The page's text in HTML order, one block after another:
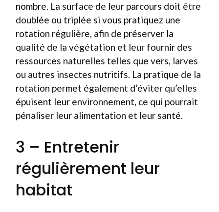
nombre. La surface de leur parcours doit être
doublée ou triplée si vous pratiquez une
rotation régulière, afin de préserver la
qualité de la végétation et leur fournir des
ressources naturelles telles que vers, larves
ou autres insectes nutritifs. La pratique de la
rotation permet également d’éviter qu’elles
épuisent leur environnement, ce qui pourrait
pénaliser leur alimentation et leur santé.
3 – Entretenir
régulièrement leur
habitat